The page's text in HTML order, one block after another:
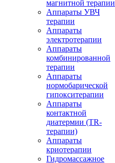
магнитной терапии
Аппараты УВЧ
терапии
Аппараты
электротерапии
Аппараты
комбинированной
терапии
Аппараты
нормобарической
гипокситерапии
Аппараты
контактной
диатермии (TR-
терапии)
Аппараты
криотерапии
Гидромассажное